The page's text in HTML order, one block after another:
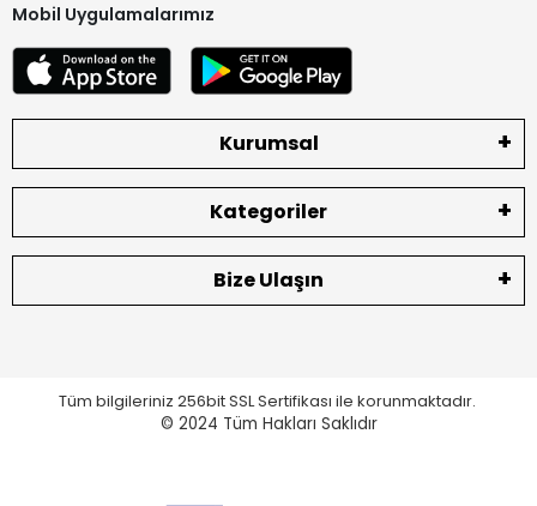
Mobil Uygulamalarımız
Kurumsal
Kategoriler
Bize Ulaşın
Tüm bilgileriniz 256bit SSL Sertifikası ile korunmaktadır.
© 2024 Tüm Hakları Saklıdır